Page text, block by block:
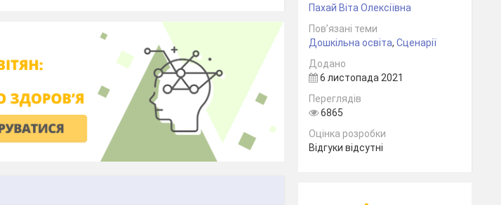
Пахай Віта Олексіївна
Пов’язані теми
Дошкільна освіта,Сценарії
Додано
6 листопада 2021
Переглядів
6865
Оцінка розробки
Відгуки відсутні